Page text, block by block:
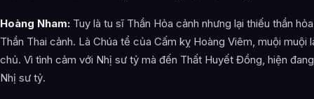
Hoàng Nham: Tuy là tu sĩ Thần Hỏa cảnh nhưng lại thiếu thần
Thần Thai cảnh. Là Chúa tể của Cấm kỵ Hoàng Viêm, muội muội
chủ. Vì tình cảm với Nhị sư tỷ mà đến Thất Huyết Đồng, hiện
Nhị sư tỷ.